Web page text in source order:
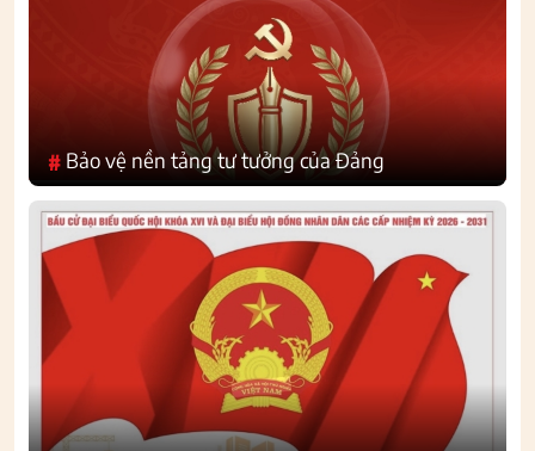
# Bảo vệ nền tảng tư tưởng của Đảng